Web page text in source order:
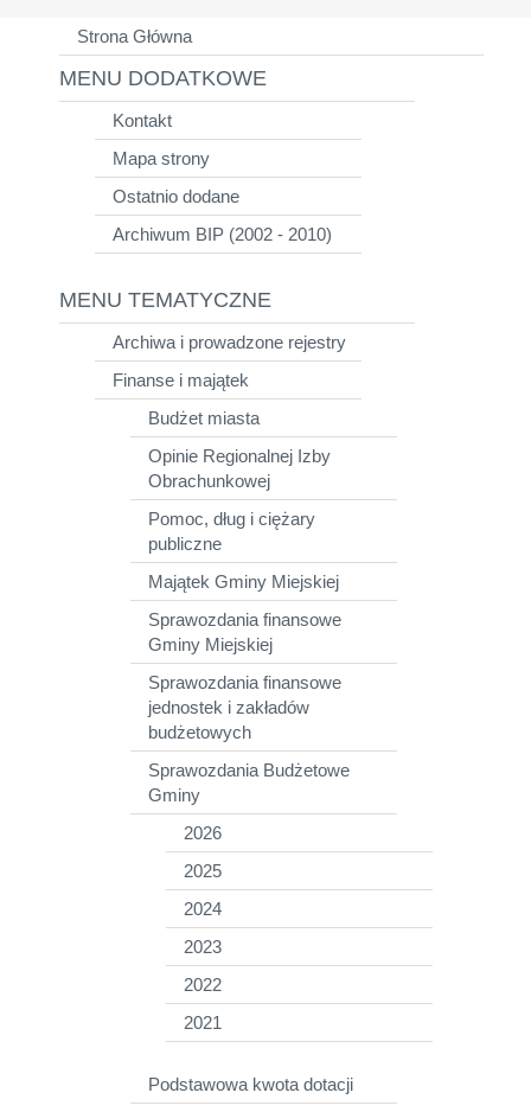
Strona Główna
MENU DODATKOWE
Kontakt
Mapa strony
Ostatnio dodane
Archiwum BIP (2002 - 2010)
MENU TEMATYCZNE
Archiwa i prowadzone rejestry
Finanse i majątek
Budżet miasta
Opinie Regionalnej Izby
Obrachunkowej
Pomoc, dług i ciężary
publiczne
Majątek Gminy Miejskiej
Sprawozdania finansowe
Gminy Miejskiej
Sprawozdania finansowe
jednostek i zakładów
budżetowych
Sprawozdania Budżetowe
Gminy
2026
2025
2024
2023
2022
2021
Podstawowa kwota dotacji